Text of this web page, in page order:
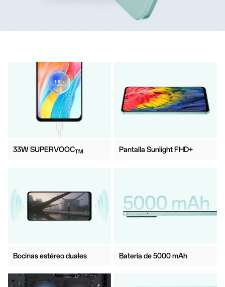
33W SUPERVOOCTM Pantalla Sunlight FHD+
Bocinas estéreo duales Batería de 5000 mAh